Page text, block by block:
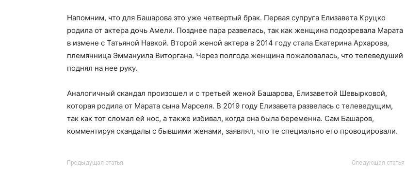
Напомним, что для Башарова это уже четвертый брак. Первая супруга Елизавета Круцко
родила от актера дочь Амели. Позднее пара развелась, так как женщина подозревала Марата
в измене с Татьяной Навкой. Второй женой актера в 2014 году стала Екатерина Архарова,
племянница Эммануила Виторгана. Через полгода женщина пожаловалась, что телеведуший
поднял на нее руку.
Аналогичный скандал произошел и с третьей женой Башарова, Елизаветой Шевырковой,
которая родила от Марата сына Марселя. В 2019 году Елизавета развелась с телеведущим,
так как тот сломал ей нос, а также избивал, когда она была беременна. Сам Башаров,
комментируя скандалы с бывшими женами, заявлял, что те специально его провоцировали.
Предыдущая статья Следующая статья